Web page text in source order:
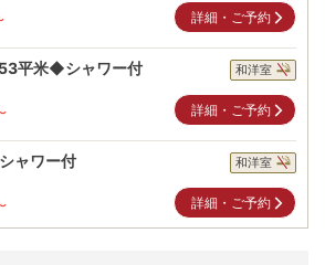
詳細・ご予約
平米◆シャワー付 和洋室
詳細・ご予約
ャワー付 和洋室
詳細・ご予約